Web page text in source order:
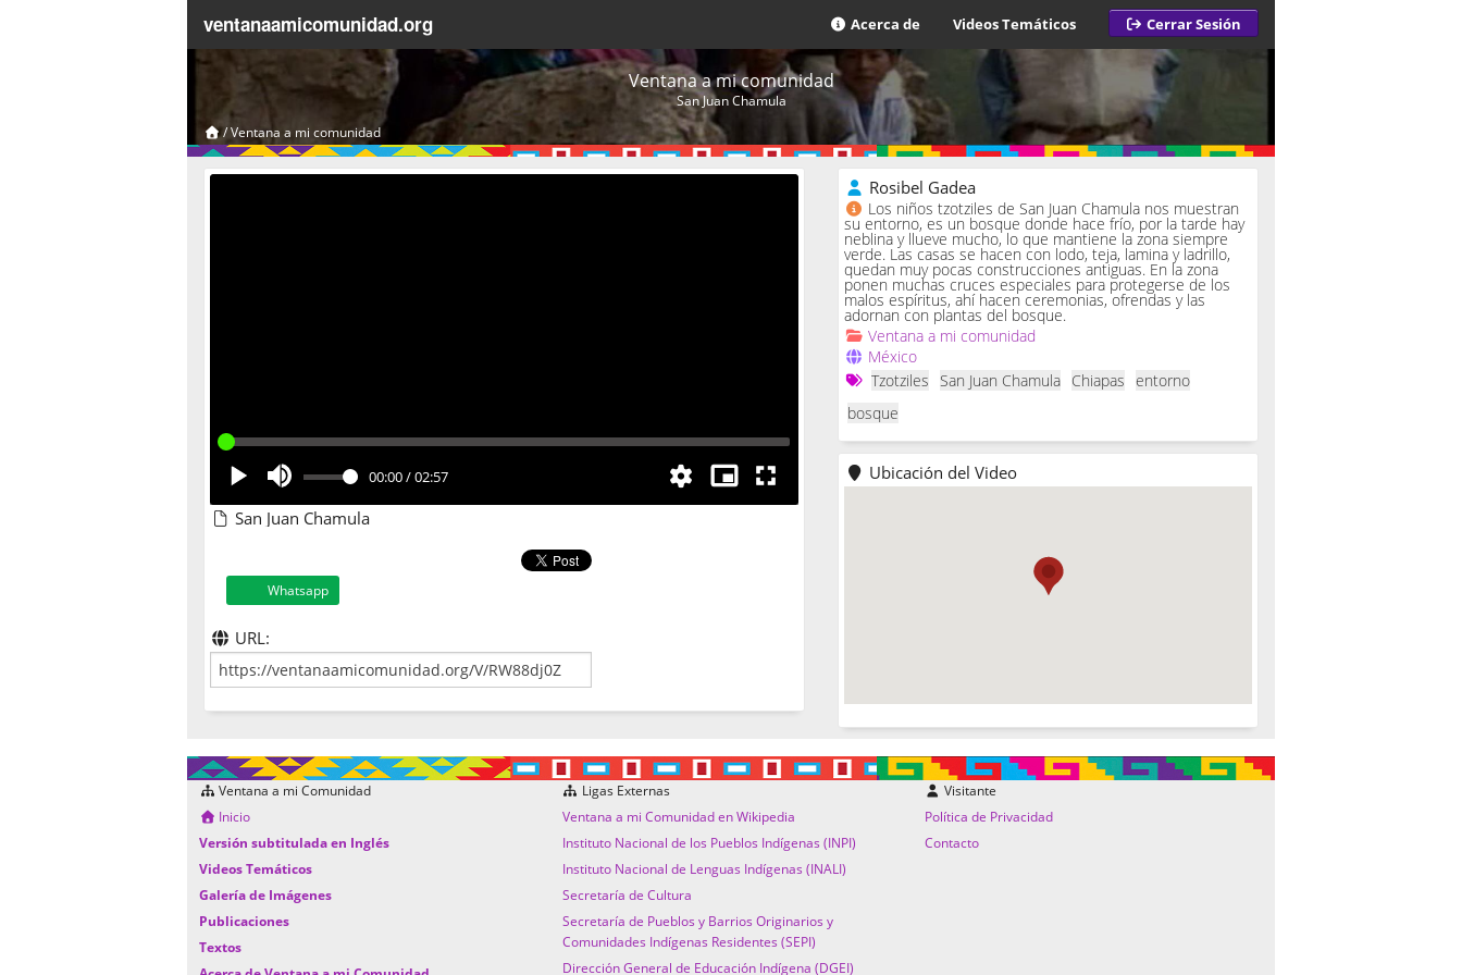
ventanaamicomunidad.org Acerca de Videos Temáticos Cerrar Sesión
Ventana a mi comunidad
San Juan Chamula
/Ventana a mi comunidad
00:00/02:57
San Juan Chamula
Whatsapp
URL:
Rosibel Gadea
Los niños tzotziles de San Juan Chamula nos muestran
su entorno, es un bosque donde hace frío, por la tarde hay
neblina y llueve mucho, lo que mantiene la zona siempre
verde. Las casas se hacen con lodo, teja, lamina y ladrillo,
quedan muy pocas construcciones antiguas. En la zona
ponen muchas cruces especiales para protegerse de los
malos espíritus, ahí hacen ceremonias, ofrendas y las
adornan con plantas del bosque.
Ventana a mi comunidad
México
Tzotziles San Juan Chamula Chiapas entorno
bosque
Ubicación del Video
Ventana a mi Comunidad
Inicio
Versión subtitulada en Inglés
Videos Temáticos
Galería de Imágenes
Publicaciones
Textos
Ligas Externas
Ventana a mi Comunidad en Wikipedia
Instituto Nacional de los Pueblos Indígenas (INPI)
Instituto Nacional de Lenguas Indígenas (INALI)
Secretaría de Cultura
Secretaría de Pueblos y Barrios Originarios y
Comunidades Indígenas Residentes (SEPI)
Dirección General de Educación Indígena (DGEI)
Visitante
Política de Privacidad
Contacto